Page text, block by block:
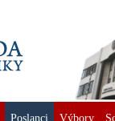
Poslanci Výbory